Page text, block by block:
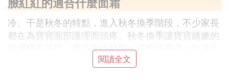
冷、干是秋冬的特點，進入秋冬換季階段，不少家長
都在為寶寶面部護理而頭疼。秋冬換季讓寶寶嬌嫩的
肌膚變干泛紅，甚至濕疹頻發。這時候選擇一款適合
寶寶的面霜是很重要的，但面對市面上五花八門的寶
閱讀全文